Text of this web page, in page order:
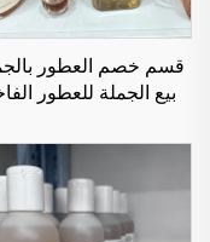
قسم خصم العطور
بيع الجملة للعطور